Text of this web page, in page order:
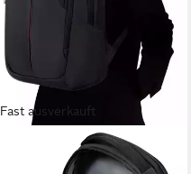
Fast ausverkauft
Laptoprucksack GUARDIT